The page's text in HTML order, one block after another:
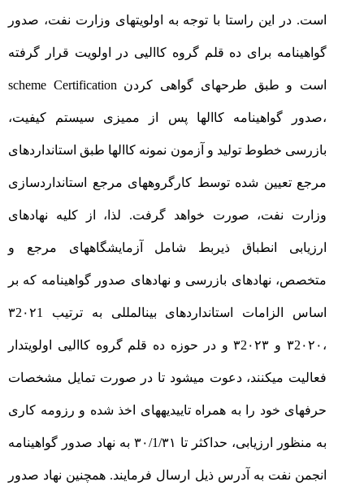
است. در این راستا با توجه به اولویتهای وزارت نفت، صدور
گواهینامه برای ده قلم گروه کاالیی در اولویت قرار گرفته
است و طبق طرحهای گواهی کردن scheme Certification
،صدور گواهینامه کاالها پس از ممیزی سیستم کیفیت،
بازرسی خطوط تولید و آزمون نمونه کاالها طبق استانداردهای
مرجع تعیین شده توسط کارگروههای مرجع استانداردسازی
وزارت نفت، صورت خواهد گرفت. لذا، از کلیه نهادهای
ارزیابی انطباق ذیربط شامل آزمایشگاههای مرجع و
متخصص، نهادهای بازرسی و نهادهای صدور گواهینامه که بر
اساس الزامات استانداردهای بینالمللی به ترتیب ۳2۰۲1
،۳2۰۲۰ و ۳2۰۲۳ و در حوزه ده قلم گروه کاالیی اولویتدار
فعالیت میکنند، دعوت میشود تا در صورت تمایل مشخصات
حرفهای خود را به همراه تاییدیههای اخذ شده و رزومه کاری
به منظور ارزیابی، حداکثر تا ۳۰/1/۳۱ به نهاد صدور گواهینامه
انجمن نفت به آدرس ذیل ارسال فرمایند. همچنین نهاد صدور